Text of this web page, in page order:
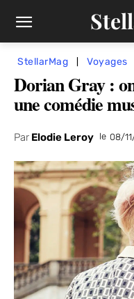
StellarMag Voyages
Dorian Gray :
une comédie
Par Elodie Leroy le 08/